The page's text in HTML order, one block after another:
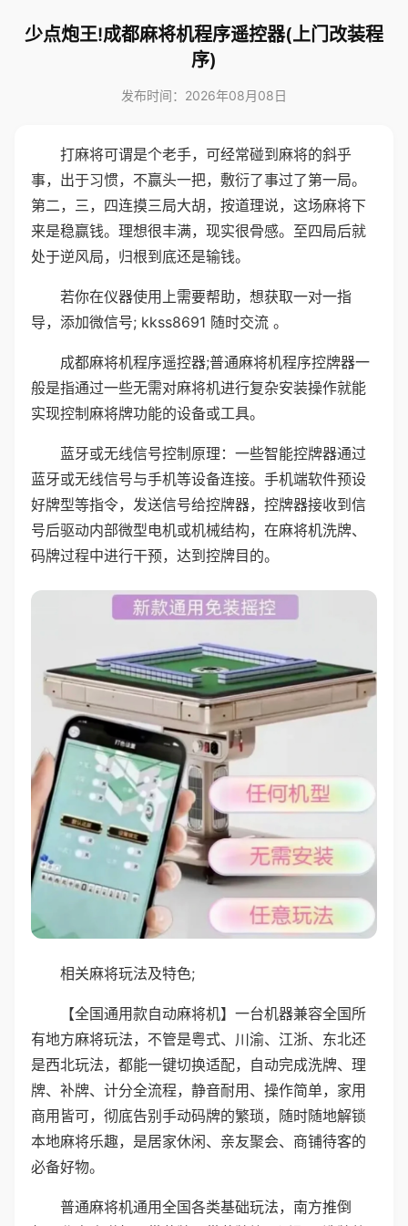
少点炮王!成都麻将机程序遥控器(上门改装程
序)
发布时间：2026年08月08日
打麻将可谓是个老手，可经常碰到麻将的斜乎
事，出于习惯，不赢头一把，敷衍了事过了第一局。
第二，三，四连摸三局大胡，按道理说，这场麻将下
来是稳赢钱。理想很丰满，现实很骨感。至四局后就
处于逆风局，归根到底还是输钱。
若你在仪器使用上需要帮助，想获取一对一指
导，添加微信号; kkss8691 随时交流 。
成都麻将机程序遥控器;普通麻将机程序控牌器一
般是指通过一些无需对麻将机进行复杂安装操作就能
实现控制麻将牌功能的设备或工具。
蓝牙或无线信号控制原理：一些智能控牌器通过
蓝牙或无线信号与手机等设备连接。手机端软件预设
好牌型等指令，发送信号给控牌器，控牌器接收到信
号后驱动内部微型电机或机械结构，在麻将机洗牌、
码牌过程中进行干预，达到控牌目的。
相关麻将玩法及特色;
【全国通用款自动麻将机】一台机器兼容全国所
有地方麻将玩法，不管是粤式、川渝、江浙、东北还
是西北玩法，都能一键切换适配，自动完成洗牌、理
牌、补牌、计分全流程，静音耐用、操作简单，家用
商用皆可，彻底告别手动码牌的繁琐，随时随地解锁
本地麻将乐趣，是居家休闲、亲友聚会、商铺待客的
必备好物。
普通麻将机通用全国各类基础玩法，南方推倒